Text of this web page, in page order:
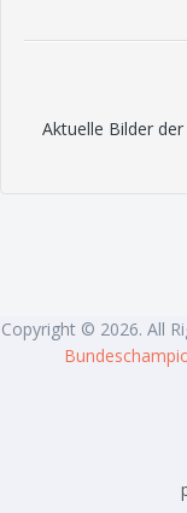
Aktuelle Bilder
Copyright ©